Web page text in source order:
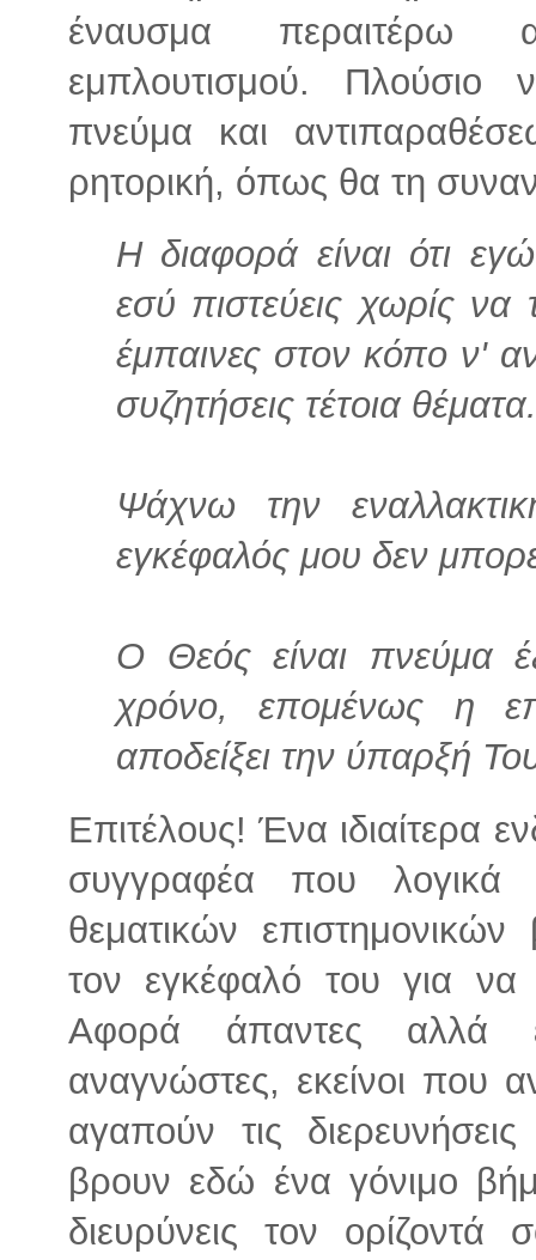
έναυσμα περαιτέρω
εμπλουτισμού.
πνεύμα και
ρητορική, όπως θα τη
Η διαφορά είναι ότι
εσύ πιστεύεις χωρίς να
έμπαινες στον κόπο ν'
συζητήσεις τέτοια θέματα.
Ψάχνω την
εγκέφαλός μου δεν
Ο Θεός είναι πνεύμα
χρόνο, επομένως η
αποδείξει την ύπαρξή
Επιτέλους! Ένα ιδιαίτερα
συγγραφέα που λογικά
θεματικών επιστημονικών
τον εγκέφαλό του για να
Αφορά άπαντες αλλά
αναγνώστες, εκείνοι που
αγαπούν τις
βρουν εδώ ένα γόνιμο
διευρύνεις τον